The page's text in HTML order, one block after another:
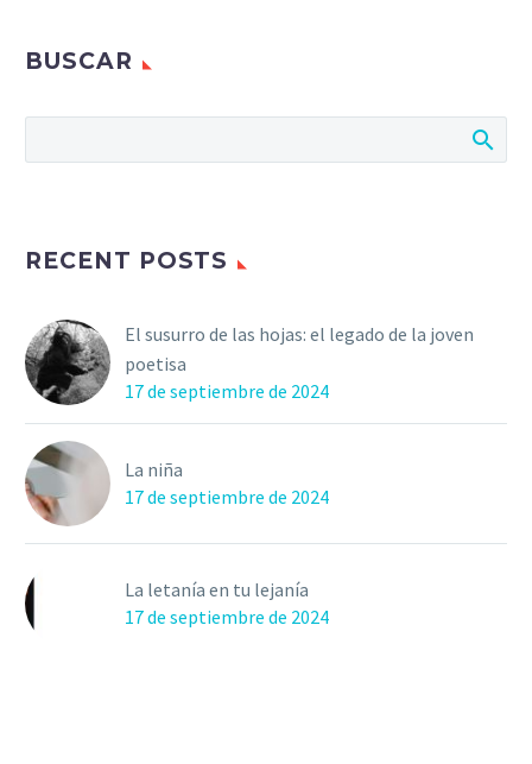
BUSCAR
RECENT POSTS
El susurro de las hojas: el legado de la joven
poetisa
17 de septiembre de 2024
La niña
17 de septiembre de 2024
La letanía en tu lejanía
17 de septiembre de 2024